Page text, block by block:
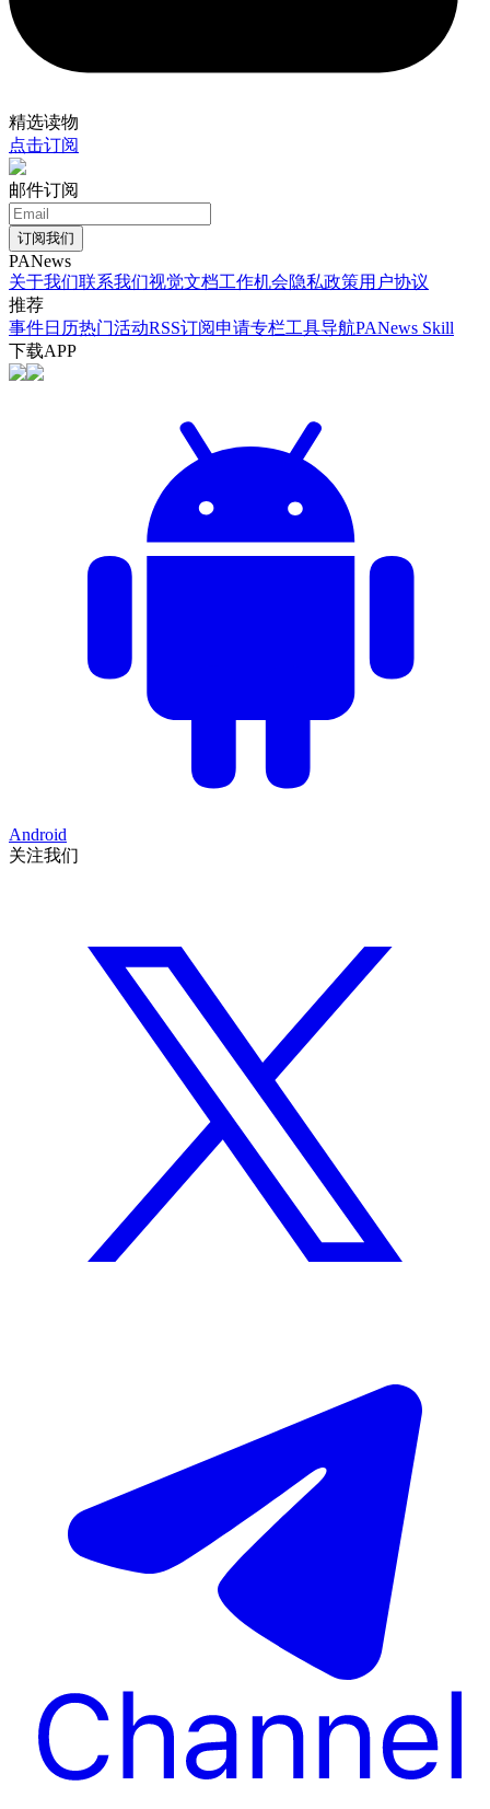
精选读物
点击订阅
邮件订阅
订阅我们
PANews
关于我们联系我们视觉文档工作机会隐私政策用户协议
推荐
事件日历热门活动RSS订阅申请专栏工具导航PANews Skill
下载APP
Android
关注我们